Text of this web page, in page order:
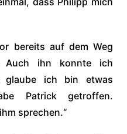
bereits auf dem Weg
Auch ihn konnte ich
glaube ich bin etwas
Patrick getroffen.
sprechen.“